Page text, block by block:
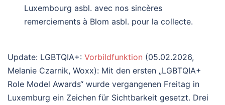
Luxembourg asbl. avec nos sincères
remerciements à Blom asbl. pour la collecte.
Update: LGBTQIA+: Vorbildfunktion (05.02.2026,
Melanie Czarnik, Woxx): Mit den ersten „LGBTQIA+
Role Model Awards“ wurde vergangenen Freitag in
Luxemburg ein Zeichen für Sichtbarkeit gesetzt. Drei